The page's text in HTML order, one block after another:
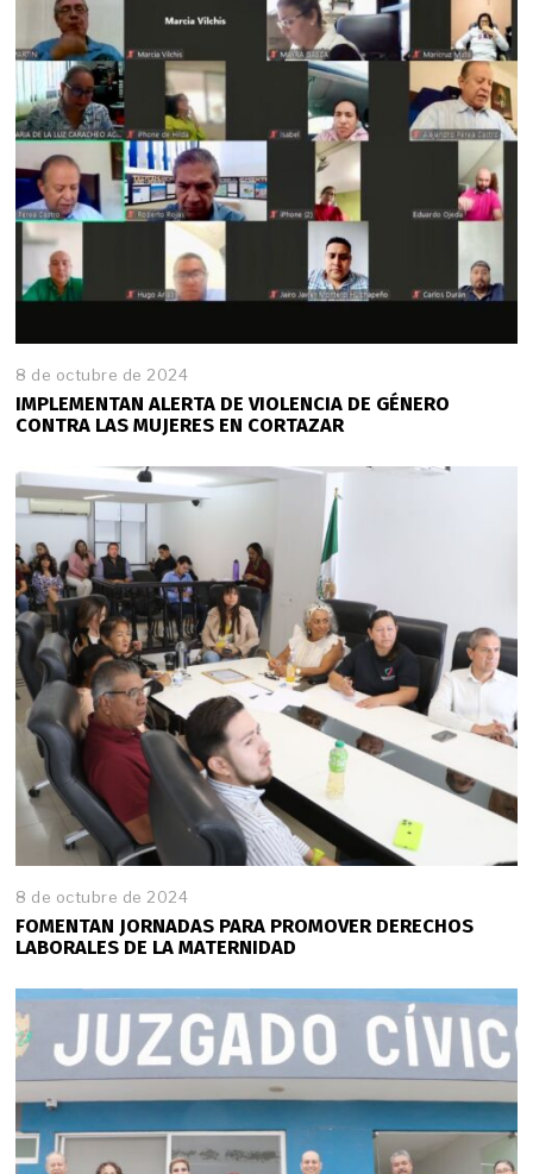
8 de octubre de 2024
IMPLEMENTAN ALERTA DE VIOLENCIA DE GÉNERO
CONTRA LAS MUJERES EN CORTAZAR
8 de octubre de 2024
FOMENTAN JORNADAS PARA PROMOVER DERECHOS
LABORALES DE LA MATERNIDAD